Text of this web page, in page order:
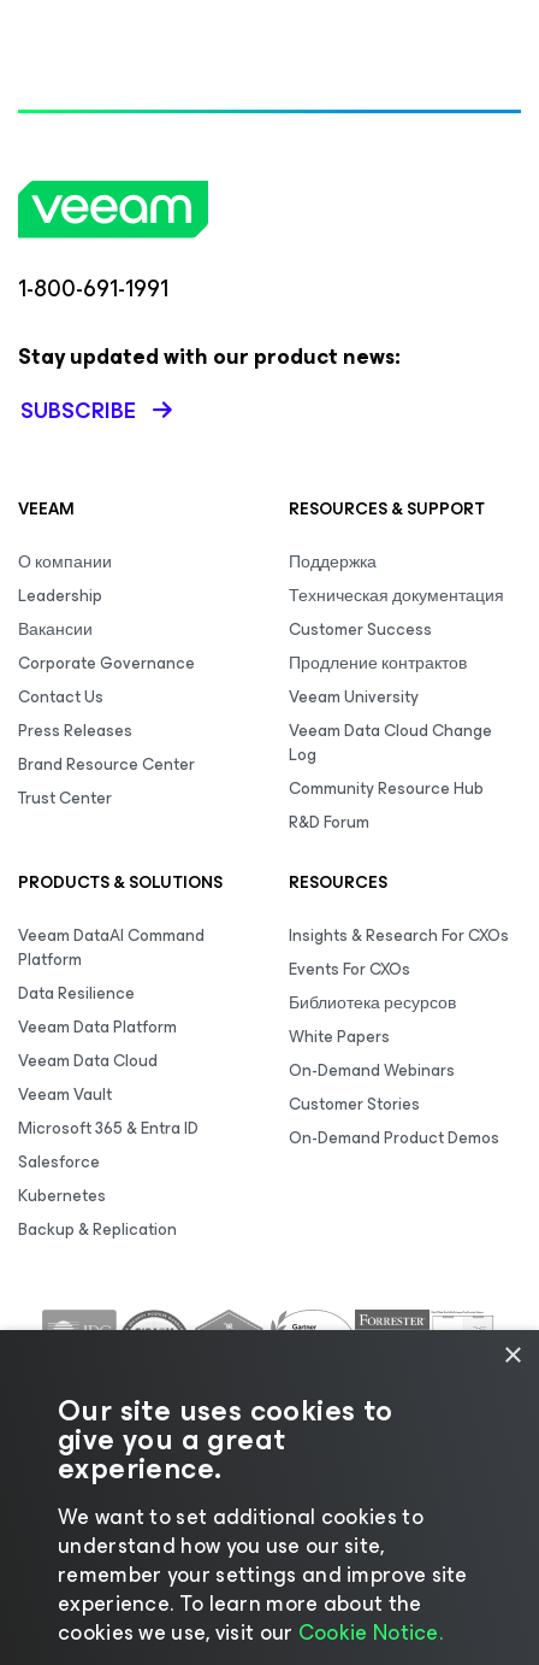
1-800-691-1991
Stay updated with our product news:
SUBSCRIBE
VEEAM
О компании
Leadership
Вакансии
Corporate Governance
Contact Us
Press Releases
Brand Resource Center
Trust Center
RESOURCES & SUPPORT
Поддержка
Техническая документация
Customer Success
Продление контрактов
Veeam University
Veeam Data Cloud Change
Log
Community Resource Hub
R&D Forum
PRODUCTS & SOLUTIONS
Veeam DataAI Command
Platform
Data Resilience
Veeam Data Platform
Veeam Data Cloud
Veeam Vault
Microsoft 365 & Entra ID
Salesforce
Kubernetes
Backup & Replication
RESOURCES
Insights & Research For CXOs
Events For CXOs
Библиотека ресурсов
White Papers
On-Demand Webinars
Customer Stories
On-Demand Product Demos
©2026 Veeam® Software |Privacy Notice |Cookie
Notice|Legal|Licensing Policy |Supplier Resources
×
Our site uses cookies to
give you a great
experience.
We want to set additional cookies to
understand how you use our site,
remember your settings and improve site
experience. ​To learn more about the
cookies we use, visit our Cookie Notice.